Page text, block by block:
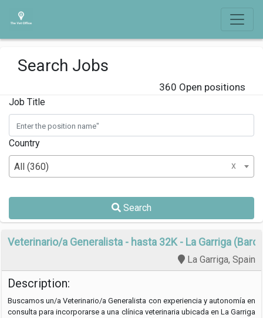
Search Jobs
360 Open positions
Job Title
Country
All (360) x
Search
Veterinario/a Generalista - hasta 32K - La Garriga
La Garriga, Spain
Description:
Buscamos un/a Veterinario/a Generalista con experiencia y autonomía en
consulta para incorporarse a una clínica veterinaria ubicada en La Garriga